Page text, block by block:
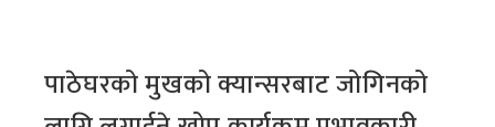
पाठेघरको मुखको क्यान्सरबाट जोगिनको